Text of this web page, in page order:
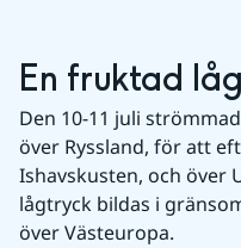
En fruktad
Den 10-11 juli
över Ryssland, för att
Ishavskusten, och över
lågtryck bildas i
över Västeuropa.